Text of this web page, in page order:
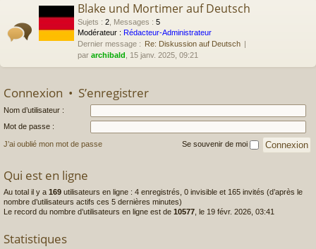
Blake und Mortimer auf Deutsch
Sujets : 2 Messages : 5
Modérateur : Rédacteur-Administrateur
Dernier message : Re: Diskussion auf Deutsch
par archibald , 15 janv. 2025, 09:21
Connexion • S’enregistrer
Nom d’utilisateur :
Mot de passe :
J’ai oublié mon mot de passe Se souvenir de moi
Qui est en ligne
Au total il y a 169 utilisateurs en ligne : 4 enregistrés, 0 invisible et 165 invités (d’après le
nombre d’utilisateurs actifs ces 5 dernières minutes)
Le record du nombre d’utilisateurs en ligne est de 10577 , le 19 févr. 2026, 03:41
Statistiques